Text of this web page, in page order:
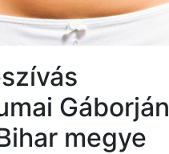
Gáborján
megye